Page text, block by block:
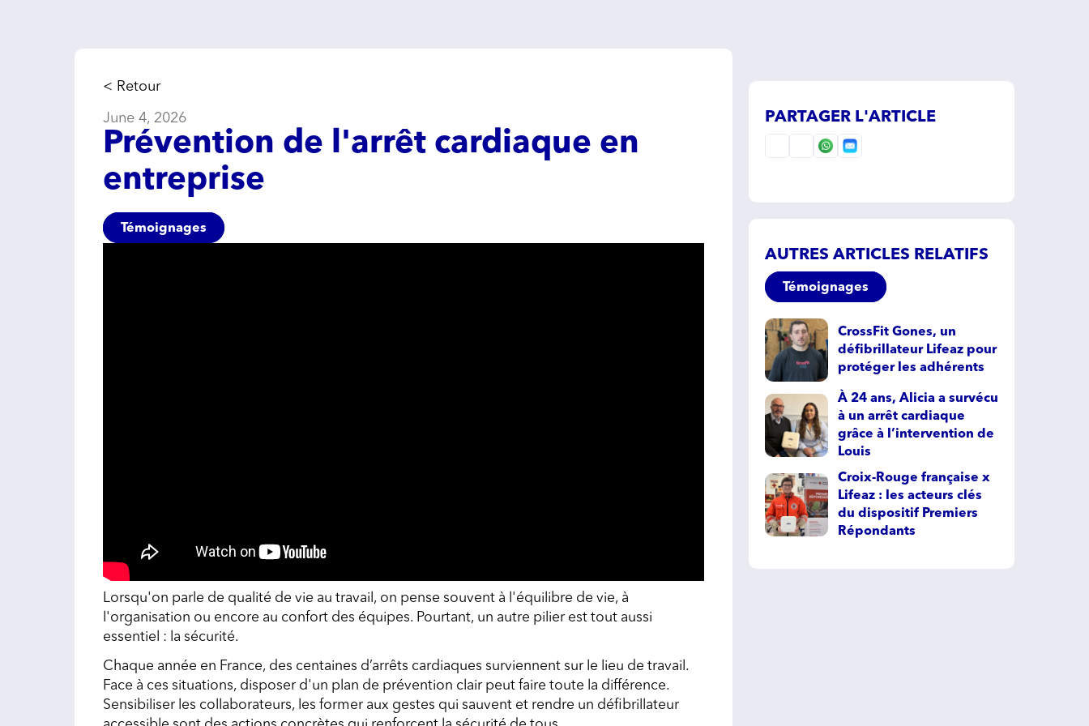
< Retour
June 4, 2026
Prévention de l'arrêt cardiaque en
entreprise
Témoignages
Lorsqu'on parle de qualité de vie au travail, on pense souvent à l'équilibre de vie, à
l'organisation ou encore au confort des équipes. Pourtant, un autre pilier est tout aussi
essentiel : la sécurité.
Chaque année en France, des centaines d’arrêts cardiaques surviennent sur le lieu de travail.
Face à ces situations, disposer d'un plan de prévention clair peut faire toute la différence.
Sensibiliser les collaborateurs, les former aux gestes qui sauvent et rendre un défibrillateur
PARTAGER L'ARTICLE
AUTRES ARTICLES RELATIFS
Témoignages
CrossFit Gones, un
défibrillateur Lifeaz pour
protéger les adhérents
À 24 ans, Alicia a survécu
à un arrêt cardiaque
grâce à l’intervention de
Louis
Croix-Rouge française x
Lifeaz : les acteurs clés
du dispositif Premiers
Répondants